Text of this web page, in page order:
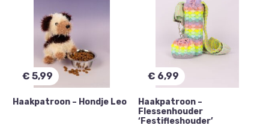
€ 5,99
Haakpatroon – Hondje Leo
€ 6,99
Haakpatroon –
Flessenhouder
‘Festifleshouder’